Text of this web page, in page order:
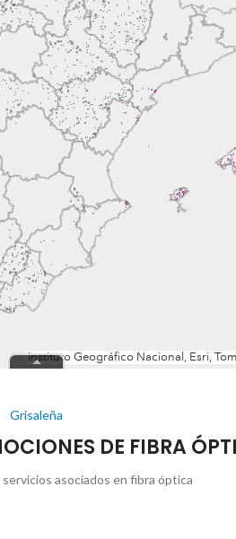
Grisaleña
DE FIBRA
asociados en fibra óptica